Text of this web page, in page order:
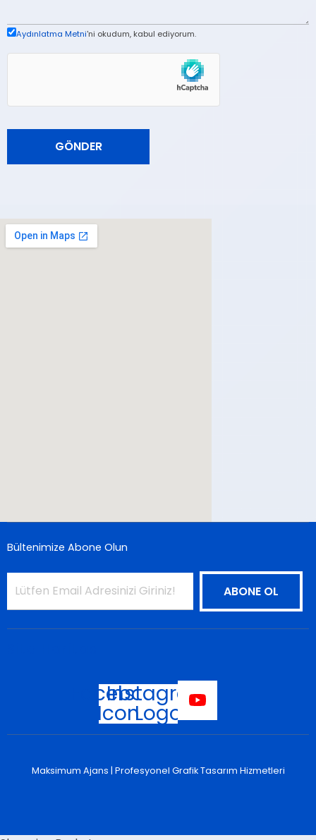
Aydınlatma Metni'ni okudum, kabul ediyorum.
Bültenimize Abone Olun
Facebook
Icon
Instagram
Logo
Maksimum Ajans | Profesyonel Grafik Tasarım Hizmetleri